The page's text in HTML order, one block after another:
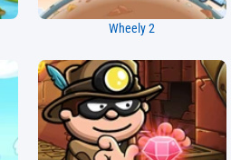
Wheely 2